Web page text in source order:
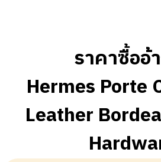
ราคาซื้ออ้
Hermes Porte
Leather